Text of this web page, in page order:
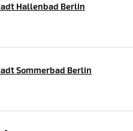
Hallenbad Berlin
Sommerbad Berlin